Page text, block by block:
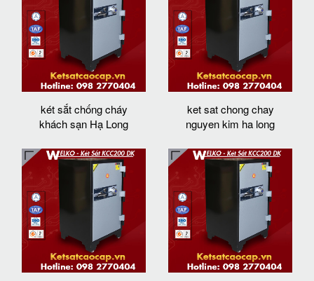
két sắt chống cháy
khách sạn Hạ Long
ket sat chong chay
nguyen kim ha long